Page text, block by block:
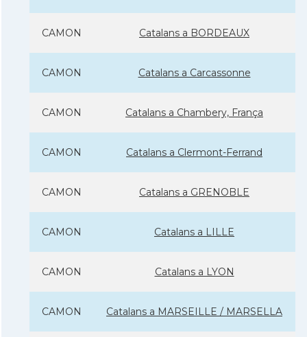
CAMON Catalans a BORDEAUX
CAMON Catalans a Carcassonne
CAMON Catalans a Chambery, França
CAMON Catalans a Clermont-Ferrand
CAMON Catalans a GRENOBLE
CAMON Catalans a LILLE
CAMON Catalans a LYON
CAMON Catalans a MARSEILLE / MARSELLA